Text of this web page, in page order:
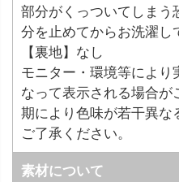
部分がくっついてしまう
分を止めてからお洗濯し
【裏地】なし
モニター・環境等によ
なって表示される場合が
期により色味が若干異な
ご了承ください。
素材について